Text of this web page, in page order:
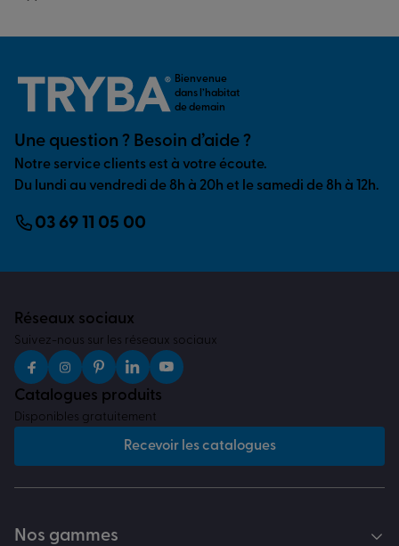
Bienvenue
dans l’habitat
de demain
Une question ? Besoin d’aide ?
Notre service clients est à votre écoute.
Du lundi au vendredi de 8h à 20h et le samedi de 8h à 12h.
03 69 11 05 00
Réseaux sociaux
Suivez-nous sur les réseaux sociaux
Catalogues produits
Disponibles gratuitement
Recevoir les catalogues
Nos gammes